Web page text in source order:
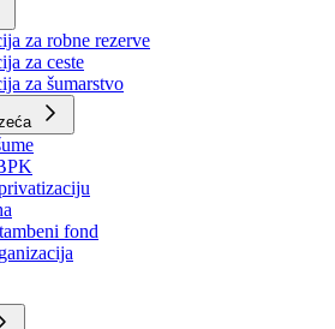
uprava za inspekcijske poslove
uprava civilne zaštite
za robne rezerve
za ceste
za šumarstvo
fond